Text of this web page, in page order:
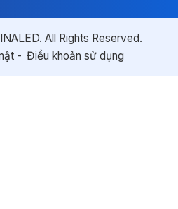
All Rights Reserved.
Điều khoản sử dụng